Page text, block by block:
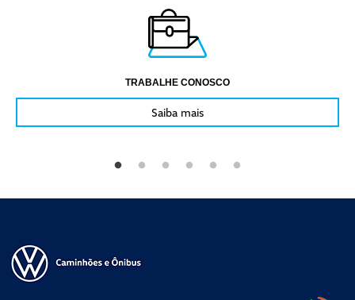
TRABALHE CONOSCO
Saiba mais